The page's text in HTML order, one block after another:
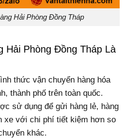
Hải Phòng Đồng Tháp
Hải Phòng Đồng Tháp Là
thức vận chuyển hàng hóa
thành phố trên toàn quốc.
sử dụng để gửi hàng lẻ, hàng
xe với chi phí tiết kiệm hơn so
khác.